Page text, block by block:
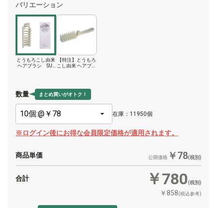
バリエーション
とうもろこし由来
ヘアブラシ SUS
【特注】とうもろ
こし由来 ヘアブラ
数量 まとめ買いがオトク！
在庫：11950個
※ログイン後にお得な会員限定価格が適用されます。
商品単価 公開価格 ￥78(税別)
合計 ￥780(税別)
￥858(税込参考)